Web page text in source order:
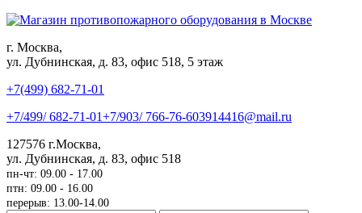
г. Москва,
ул. Дубнинская, д. 83, офис 518, 5 этаж
+7(499) 682-71-01
+7/499/682-71-01+7/903/766-76-603914416@mail.ru
127576 г.Москва,
ул. Дубнинская, д. 83, офис 518
пн-чт: 09.00 - 17.00
птн: 09.00 - 16.00
перерыв: 13.00-14.00